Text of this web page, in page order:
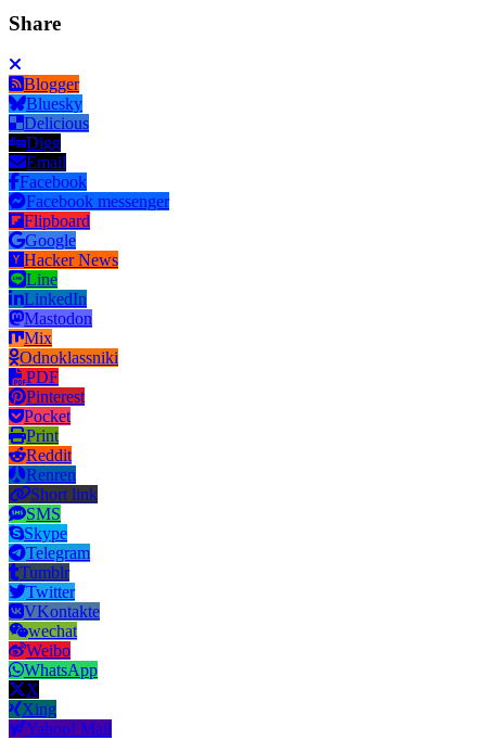
Share
Blogger
Bluesky
Delicious
Digg
Email
Facebook
Facebook messenger
Flipboard
Google
Hacker News
Line
LinkedIn
Mastodon
Mix
Odnoklassniki
PDF
Pinterest
Pocket
Print
Reddit
Renren
Short link
SMS
Skype
Telegram
Tumblr
Twitter
VKontakte
wechat
Weibo
WhatsApp
X
Xing
Yahoo! Mail